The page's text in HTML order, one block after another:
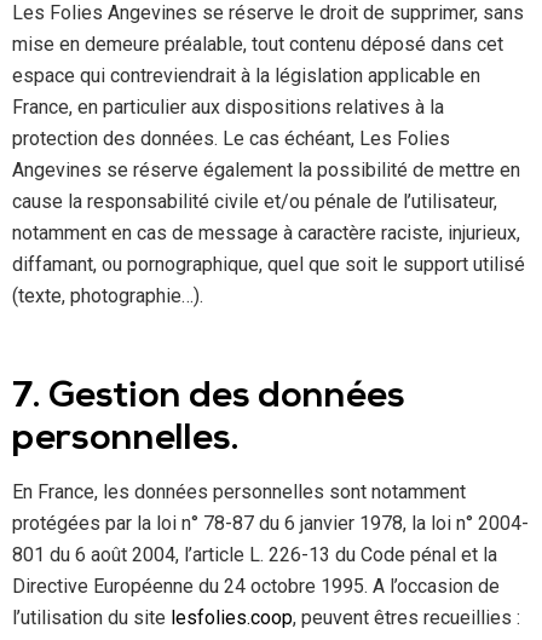
Les Folies Angevines se réserve le droit de supprimer, sans
mise en demeure préalable, tout contenu déposé dans cet
espace qui contreviendrait à la législation applicable en
France, en particulier aux dispositions relatives à la
protection des données. Le cas échéant, Les Folies
Angevines se réserve également la possibilité de mettre en
cause la responsabilité civile et/ou pénale de l’utilisateur,
notamment en cas de message à caractère raciste, injurieux,
diffamant, ou pornographique, quel que soit le support utilisé
(texte, photographie…).
7. Gestion des données
personnelles.
En France, les données personnelles sont notamment
protégées par la loi n° 78-87 du 6 janvier 1978, la loi n° 2004-
801 du 6 août 2004, l’article L. 226-13 du Code pénal et la
Directive Européenne du 24 octobre 1995. A l’occasion de
l’utilisation du site lesfolies.coop, peuvent êtres recueillies :